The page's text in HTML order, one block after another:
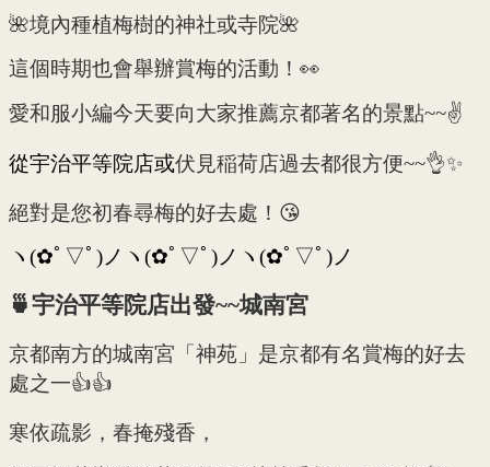
🌺境內種植梅樹的神社或寺院🌺
這個時期也會舉辦賞梅的活動！👀
愛和服小編今天要向大家推薦京都著名的景點~~✌
從宇治平等院店或伏見稲荷店過去都很方便~~👌✨
絕對是您初春尋梅的好去處！😘
ヽ(✿ﾟ▽ﾟ)ノヽ(✿ﾟ▽ﾟ)ノヽ(✿ﾟ▽ﾟ)ノ
🍵宇治平等院店出發~~城南宮
京都南方的城南宮「神苑」是京都有名賞梅的好去
處之一👍👍
寒依疏影，春掩殘香，